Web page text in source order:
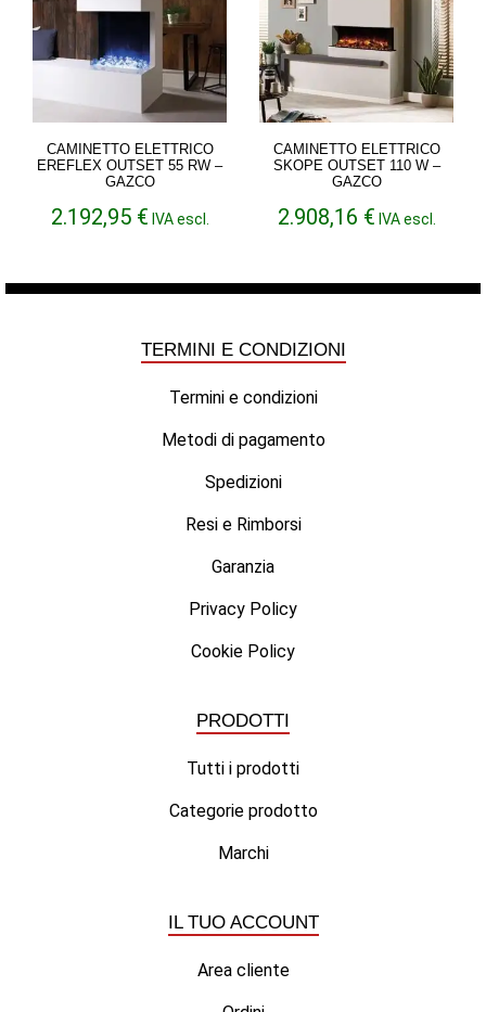
8.615,16 €
CAMINETTO ELETTRICO
EREFLEX OUTSET 55 RW –
GAZCO
2.192,95 € IVA escl.
CAMINETTO ELETTRICO
SKOPE OUTSET 110 W –
GAZCO
2.908,16 € IVA escl.
TERMINI E CONDIZIONI
Termini e condizioni
Metodi di pagamento
Spedizioni
Resi e Rimborsi
Garanzia
Privacy Policy
Cookie Policy
PRODOTTI
Tutti i prodotti
Categorie prodotto
Marchi
IL TUO ACCOUNT
Area cliente